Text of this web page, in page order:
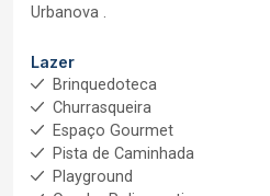
Urbanova .
Lazer
Brinquedoteca
Churrasqueira
Espaço Gourmet
Pista de Caminhada
Playground